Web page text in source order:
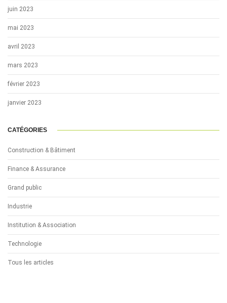
juin 2023
mai 2023
avril 2023
mars 2023
février 2023
janvier 2023
CATÉGORIES
Construction & Bâtiment
Finance & Assurance
Grand public
Industrie
Institution & Association
Technologie
Tous les articles